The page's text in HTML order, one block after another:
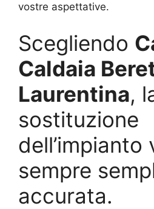
vostre aspettative.
Scegliendo
Caldaia
Laurentina,
sostituzione
dell’impianto
sempre
accurata.